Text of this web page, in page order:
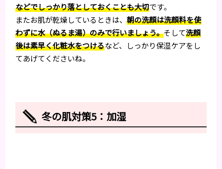
などでしっかり落としておくことも大切です。
またお肌が乾燥しているときは、朝の洗顔は洗顔料を使
わずに水（ぬるま湯）のみで行いましょう。そして洗顔
後は素早く化粧水をつけるなど、しっかり保湿ケアをし
てあげてくださいね。
冬の肌対策5：加湿